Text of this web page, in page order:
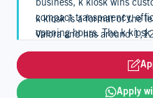
business, k kiosk wins
compact transparency,
opening hours. The k
k kiosk is a format of the
Valora and has around
Germany and Luxembourg.
Shape the future with us
Apply